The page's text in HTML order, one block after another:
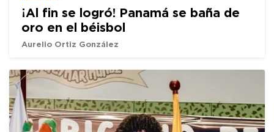
¡Al fin se logró! Panamá se baña de
oro en el béisbol
Aurelio Ortiz González